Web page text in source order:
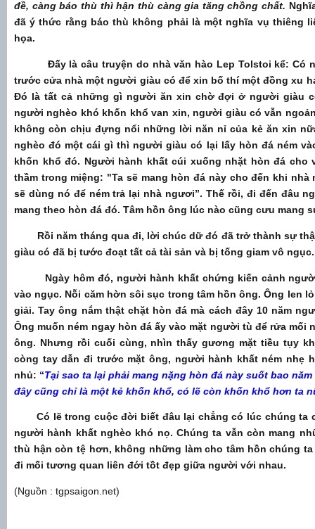
đề, càng báo thù thì hận thù càng gia tăng chồng chất.
đã ý thức rằng báo thù không phải là một nghĩa vụ thiêng
họa.
Đấy là câu truyện do nhà văn hào Lep Tolstoi kể: Có
trước cửa nhà một người giàu có để xin bố thí một đồng xu
Đó là tất cả những gì người ăn xin chờ đợi ở người giàu
người nghèo khó khốn khổ van xin, người giàu có vẫn
không còn chịu đựng nổi những lời năn nỉ của kẻ ăn xin
nghèo đó một cái gì thì người giàu có lại lấy hòn đá ném
khốn khổ đó. Người hành khất cúi xuống nhặt hòn đá cho
thầm trong miệng: "Ta sẽ mang hòn đá này cho đến khi
sẽ dùng nó để ném trả lại nhà ngươi”. Thế rồi, đi đến đâu
mang theo hòn đá đó. Tâm hồn ông lúc nào cũng cưu mang
Rồi năm tháng qua đi, lời chúc dữ đó đã trở thành sự
giàu có đã bị tước đoạt tất cả tài sản và bị tống giam vô ngục.
Ngày hôm đó, người hành khất chứng kiến cảnh người
vào ngục. Nỗi căm hờn sôi sục trong tâm hồn ông. Ông len
giải. Tay ông nắm thật chặt hòn đá mà cách đây 10 năm
Ông muốn ném ngay hòn đá ấy vào mặt người tù để rửa mối
ông. Nhưng rồi cuối cùng, nhìn thấy gương mặt tiều tụy
còng tay dẫn đi trước mặt ông, người hành khất ném nhẹ
nhủ: “Tại sao ta lại phải mang nặng hòn đá này suốt bao
đây cũng chỉ là một kẻ khốn khổ, có lẽ còn khốn khổ hơn ta
Có lẽ trong cuộc đời biết đâu lại chẳng có lúc chúng ta
người hành khất nghèo khó nọ. Chúng ta vẫn còn mang
thù hận còn tệ hơn, không những làm cho tâm hồn chúng
đi mối tương quan liên đới tồt đẹp giữa người với nhau.
(Nguồn : tgpsaigon.net)